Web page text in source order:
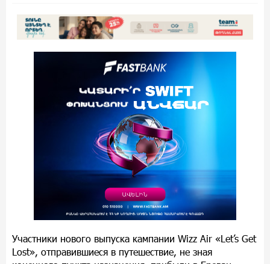
Участники нового выпуска кампании Wizz Air «Let’s Get
Lost», отправившиеся в путешествие, не зная